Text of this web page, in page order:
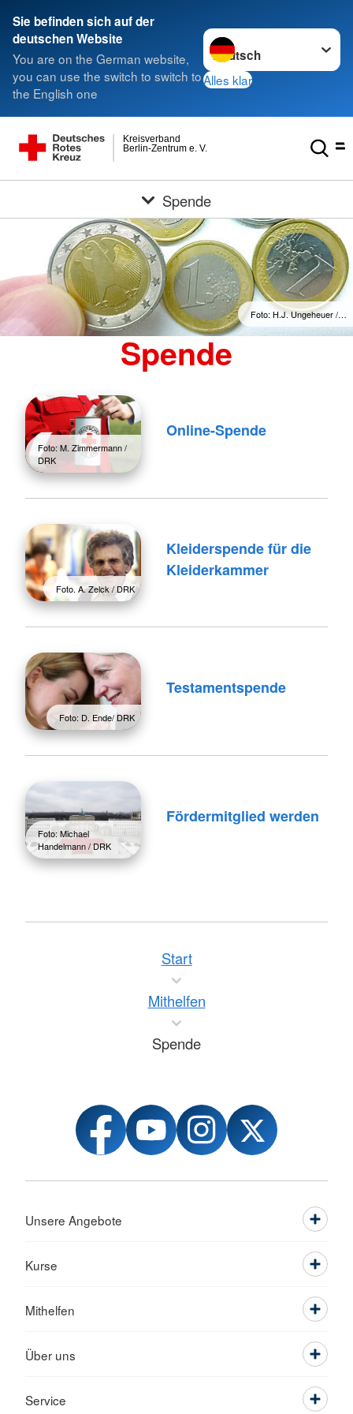
Sie befinden sich auf der
deutschen Website
You are on the German website,
you can use the switch to switch to
the English one
Sprache wechseln zu
Alles klar
Berlin-Zentrum e. V.
Kreisverband
Spende
Foto: H.J. Ungeheuer /…
Spende
Foto: M. Zimmermann /
DRK
Online-Spende
Foto. A. Zelck / DRK
Kleiderspende für die
Kleiderkammer
Foto: D. Ende/ DRK
Testamentspende
Foto: Michael
Handelmann / DRK
Fördermitglied werden
Start
Mithelfen
Spende
Unsere Angebote
Kurse
Mithelfen
Über uns
Service